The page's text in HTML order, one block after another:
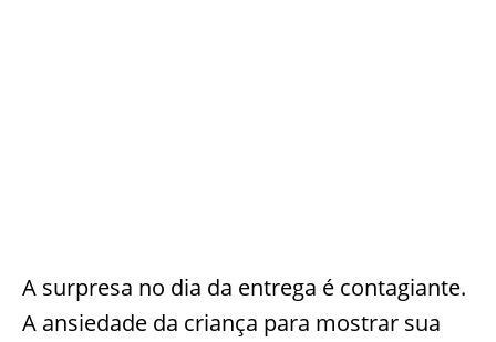
A surpresa no dia da entrega é contagiante.
A ansiedade da criança para mostrar sua